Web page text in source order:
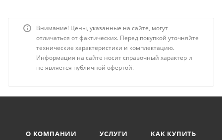
Внимание! Цены, указанные на сайте, могут
отличаться от фактических. Перед покупкой уточняйте
технические характеристики и комплектацию.
Информация на сайте носит справочный характер и
не является публичной офертой.
О КОМПАНИИ УСЛУГИ
КАК КУПИТЬ